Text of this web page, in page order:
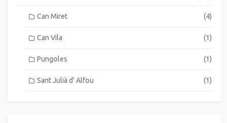
Can Miret (4)
Can Vila (1)
Pungoles (1)
Sant Julià d' Alfou (1)